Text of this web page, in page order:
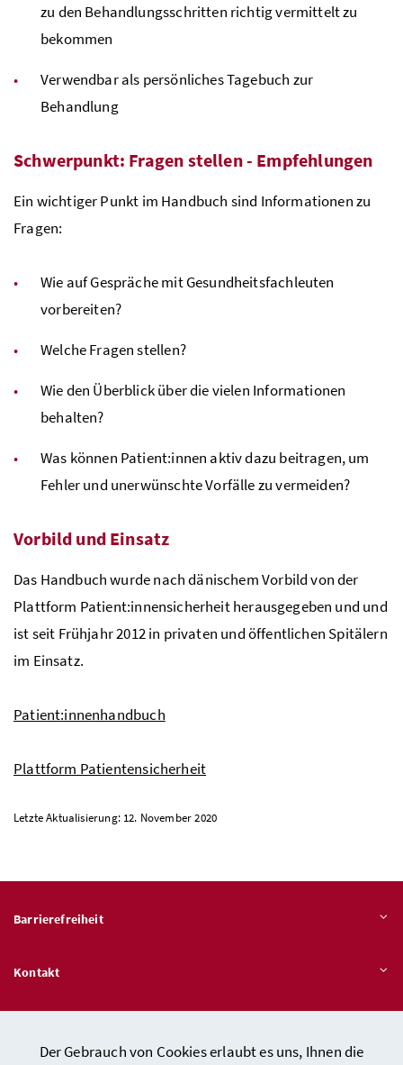
Der Gebrauch von Cookies erlaubt es uns, Ihnen die
zu den Behandlungsschritten richtig vermittelt zu
bekommen
Verwendbar als persönliches Tagebuch zur
Behandlung
Schwerpunkt: Fragen stellen - Empfehlungen
Ein wichtiger Punkt im Handbuch sind Informationen zu
Fragen:
Wie auf Gespräche mit Gesundheitsfachleuten
vorbereiten?
Welche Fragen stellen?
Wie den Überblick über die vielen Informationen
behalten?
Was können Patient:innen aktiv dazu beitragen, um
Fehler und unerwünschte Vorfälle zu vermeiden?
Vorbild und Einsatz
Das Handbuch wurde nach dänischem Vorbild von der
Plattform Patient:innensicherheit herausgegeben und und
ist seit Frühjahr 2012 in privaten und öffentlichen Spitälern
im Einsatz.
Patient:innenhandbuch
Plattform Patientensicherheit
Letzte Aktualisierung: 12. November 2020
Barrierefreiheit
Kontakt